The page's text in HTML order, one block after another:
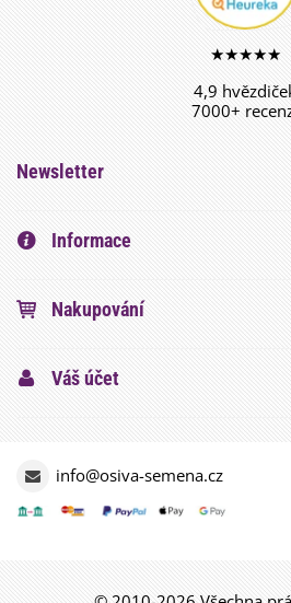
★★★★★
4,9
7000+
Newsletter
Informace
Nakupování
Váš účet
info@osiva-semena.cz